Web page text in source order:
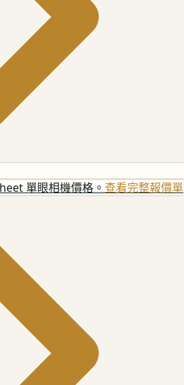
單眼相機價格。 查看完整報價單